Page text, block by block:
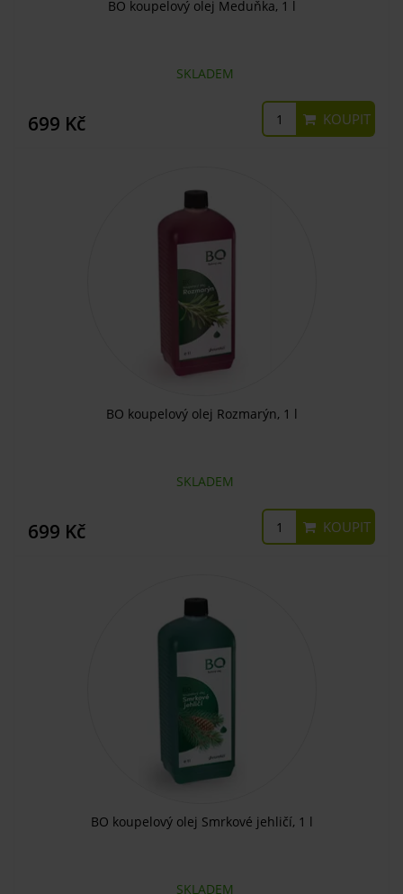
BO koupelový olej Meduňka, 1 l
SKLADEM
699 Kč KOUPIT
BO koupelový olej Rozmarýn, 1 l
SKLADEM
699 Kč KOUPIT
BO koupelový olej Smrkové jehličí, 1 l
SKLADEM